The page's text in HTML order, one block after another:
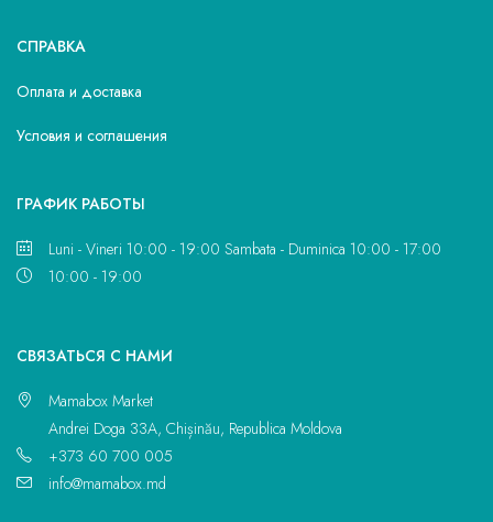
СПРАВКА
Оплата и доставка
Условия и соглашения
ГРАФИК РАБОТЫ
Luni - Vineri 10:00 - 19:00 Sambata - Duminica 10:00 - 17:00
10:00 - 19:00
CВЯЗАТЬСЯ С НАМИ
Mamabox Market
Andrei Doga 33A, Chișinău, Republica Moldova
+373 60 700 005
info@mamabox.md